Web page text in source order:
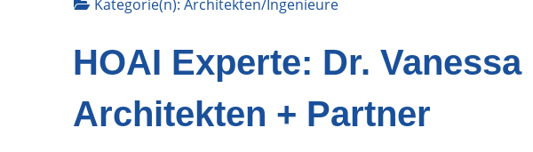
Kategorie(n): Architekten/Ingenieure
HOAI Experte: Dr.
Architekten + Partner